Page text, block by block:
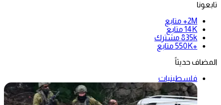
تابعونا
2M+
متابع
14K متابع
835k مشترك
+550K
متابع
المضاف حديثاً
فلسطينيات